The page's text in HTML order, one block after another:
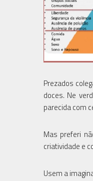
Prezados
doces. Ne
parecida com
Mas preferi
criatividade e
Usem a